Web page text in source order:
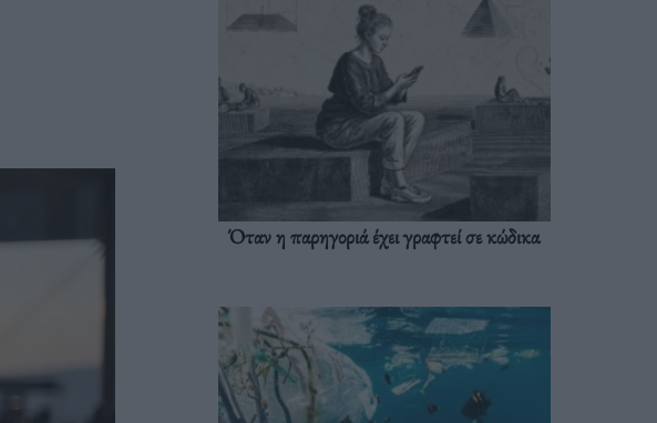
Όταν η παρηγοριά έχει γραφτεί σε κώδικα